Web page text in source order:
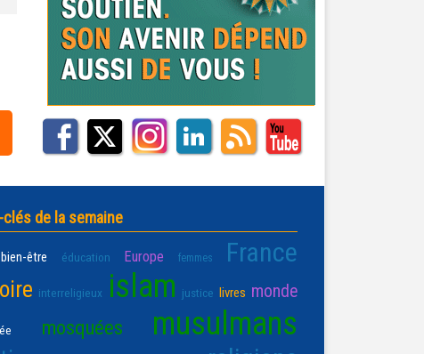
clés de la semaine
bien-être éducation Europe femmes France
interreligieux islam justice livres monde
mosquées musulmans